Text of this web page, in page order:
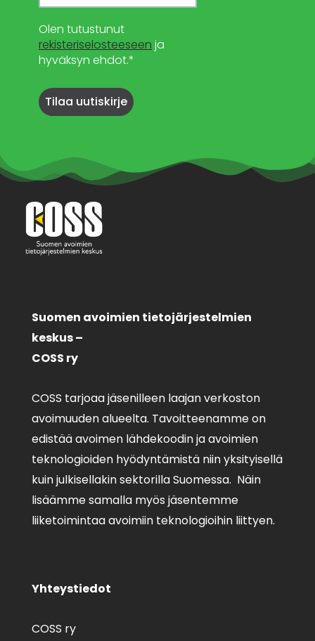
Olen tutustunut
rekisteriselosteeseen ja
hyväksyn ehdot.*
Suomen avoimien tietojärjestelmien
keskus –
COSS ry
COSS tarjoaa jäsenilleen laajan verkoston
avoimuuden alueelta. Tavoitteenamme on
edistää avoimen lähdekoodin ja avoimien
teknologioiden hyödyntämistä niin yksityisellä
kuin julkisellakin sektorilla Suomessa. Näin
lisäämme samalla myös jäsentemme
liiketoimintaa avoimiin teknologioihin liittyen.
Yhteystiedot
COSS ry